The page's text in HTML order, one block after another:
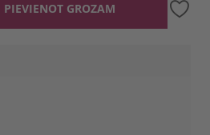
PIEVIENOT GROZAM